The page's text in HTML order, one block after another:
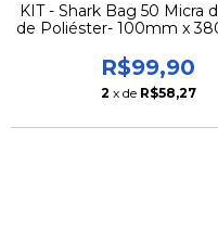
KIT - Shark Bag 50 Micra
de Poliéster- 100mm x
R$99,90
2 x de R$58,27